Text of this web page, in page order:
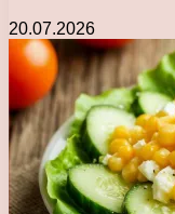
20.07.2026